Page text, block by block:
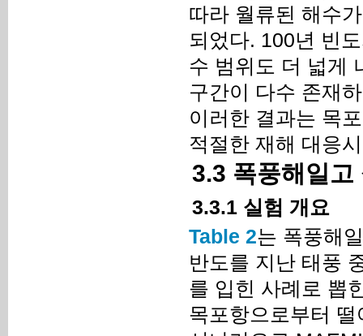
따라 월류된 해수
되었다. 100년 빈
수 범위도 더 넓게
구간이 다수 존재
이러한 결과는 목
적절한 재해 대응
3.3 폭풍해일고
3.3.1 실험 개요
Table 2는 폭풍해
반도를 지난 태풍
를 입힌 사례로 뽑
목포항으로부터